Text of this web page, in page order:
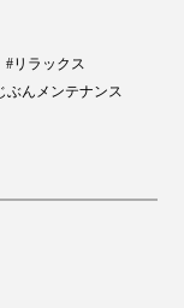
#リラックス
ぶんメンテナンス